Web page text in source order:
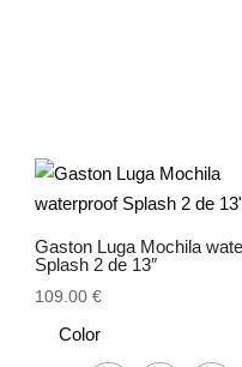
Gaston Luga Mochila
Splash 2 de 13″
109.00€
Color